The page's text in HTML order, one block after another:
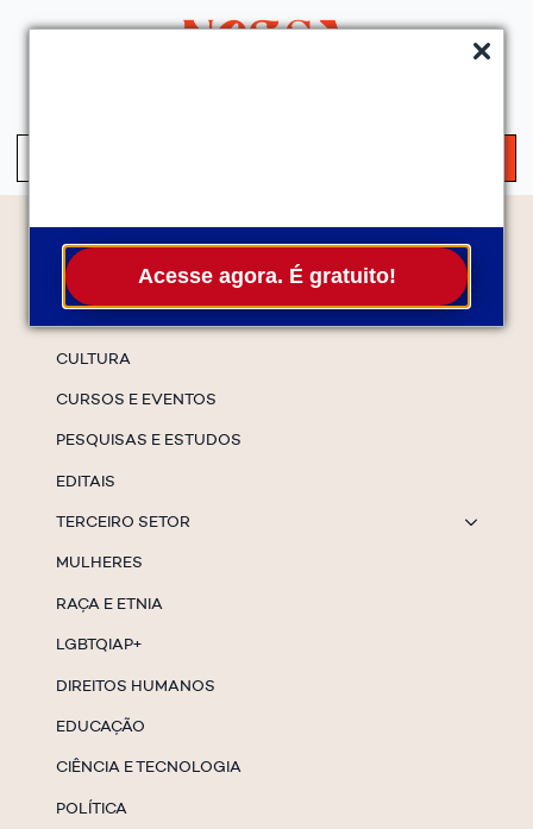
Acesse agora. É gratuito!
Temas
CULTURA
CURSOS E EVENTOS
PESQUISAS E ESTUDOS
EDITAIS
TERCEIRO SETOR
MULHERES
RAÇA E ETNIA
LGBTQIAP+
DIREITOS HUMANOS
EDUCAÇÃO
CIÊNCIA E TECNOLOGIA
POLÍTICA